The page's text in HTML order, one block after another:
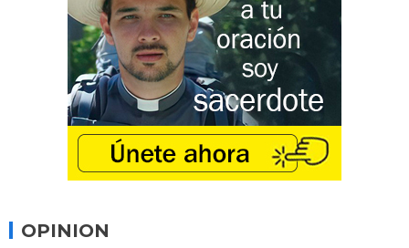
OPINION